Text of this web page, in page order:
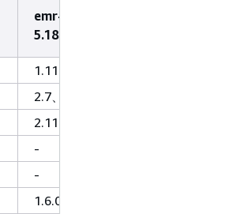
emr-
5.18.1
1.11.393
2.7、3.4
2.11.8
-
-
1.6.0